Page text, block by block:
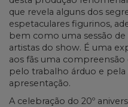
que revela alguns dos
espetaculares figurinos,
bem como uma sessão
artistas do show. É uma
aos fãs uma
pelo trabalho árduo e pela
apresentação.
A celebração do 20º